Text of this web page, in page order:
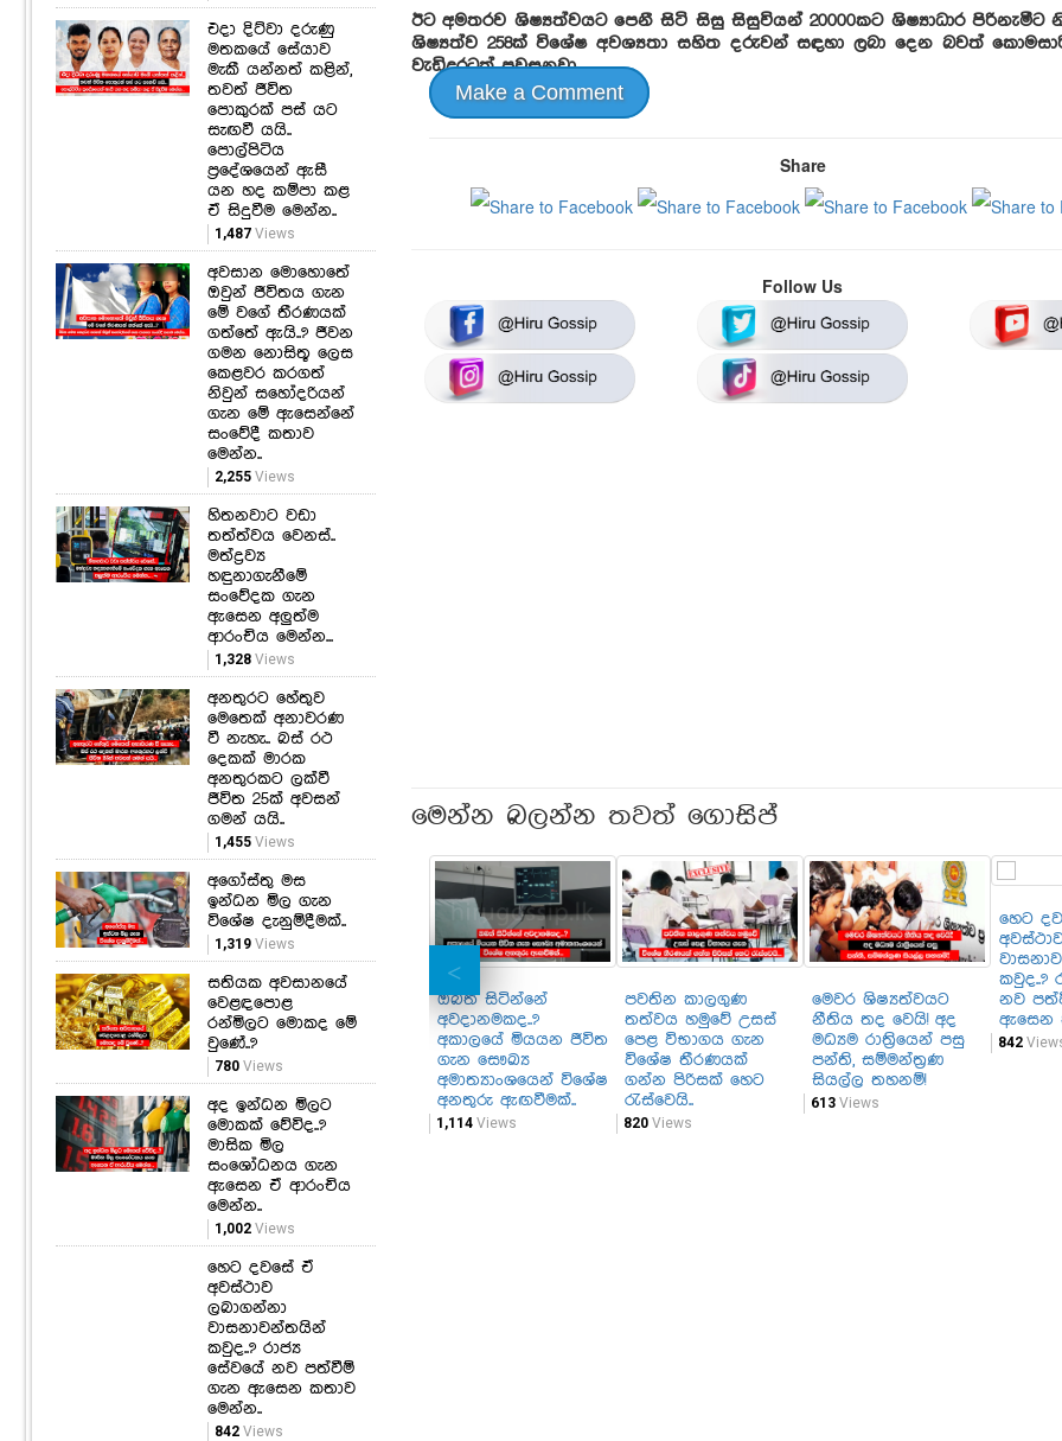
ඊට අමතරව ශිෂ්‍යත්වයට පෙනී සිටි සිසු සිසුවියන් 20000කට ශිෂ්‍යාධාර
ශිෂ්‍යත්ව 258ක් විශේෂ අවශ්‍යතා සහිත දරුවන් සඳහා ලබා දෙන බවත්
වැඩිදුරටත් පවසනවා.
Make a Comment
Share
Follow Us
මෙන්න බලන්න තවත් ගොසිප්
ඔබත් සිටින්නේ
අවදානමකද..?
අකාලයේ මියයන ජීවිත
ගැන සෞඛ්‍ය
අමාත්‍යාංශයෙන් විශේෂ
අනතුරු ඇඟවීමක්..
1,114 Views
පවතින කාලගුණ
තත්වය හමුවේ උසස්
පෙළ විභාගය ගැන
විශේෂ තීරණයක්
ගන්න පිරිසක් හෙට
රැස්වෙයි..
820 Views
මෙවර ශිෂ්‍යත්වයට
නීතිය තද වෙයි! අද
මධ්‍යම රාත්‍රියෙන් පසු
පන්ති, සම්මන්ත්‍රණ
සියල්ල තහනම්!
613 Views
හෙට
කවුද..?
නව
ඇසෙන
842
එදා දිට්වා දරුණු
මතකයේ සේයාව
මැකී යන්නත් කළින්,
තවත් ජීවිත
පොකුරක් පස් යට
සැඟවී යයි..
පොල්පිටිය
ප්‍රදේශයෙන් ඇසී
යන හද කම්පා කළ
ඒ සිදුවීම මෙන්න..
1,487Views
අවසාන මොහොතේ
ඔවුන් ජීවිතය ගැන
මේ වගේ තීරණයක්
ගත්තේ ඇයි..? ජීවන
ගමන නොසිතූ ලෙස
කෙළවර කරගත්
නිවුන් සහෝදරියන්
ගැන මේ ඇසෙන්නේ
සංවේදී කතාව
මෙන්න..
2,255Views
හිතනවාට වඩා
තත්ත්වය වෙනස්..
මත්ද්‍රව්‍ය
හඳුනාගැනීමේ
සංවේදක ගැන
ඇසෙන අලුත්ම
ආරංචිය මෙන්න...
1,328Views
අනතුරට හේතුව
මෙතෙක් අනාවරණ
වී නැහැ.. බස් රථ
දෙකක් මාරක
අනතුරකට ලක්වී
ජීවිත 25ක් අවසන්
ගමන් යයි..
1,455Views
අගෝස්තු මස
ඉන්ධන මිල ගැන
විශේෂ දැනුම්දීමක්..
1,319Views
සතියක අවසානයේ
වෙළඳපොළ
රන්මිලට මොකද මේ
වුණේ..?
780Views
අද ඉන්ධන මිලට
මොකක් වේවිද..?
මාසික මිල
සංශෝධනය ගැන
ඇසෙන ඒ ආරංචිය
මෙන්න..
1,002Views
හෙට දවසේ ඒ
අවස්ථාව
ලබාගන්නා
වාසනාවන්තයින්
කවුද..? රාජ්‍ය
සේවයේ නව පත්වීම්
ගැන ඇසෙන කතාව
මෙන්න..
842Views